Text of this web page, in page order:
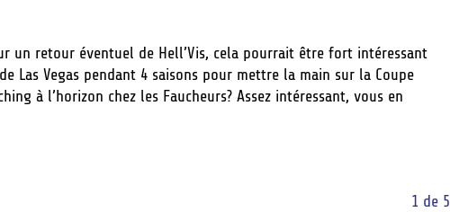
un retour éventuel de Hell’Vis, cela pourrait être fort intéressant
Las Vegas pendant 4 saisons pour mettre la main sur la Coupe
à l’horizon chez les Faucheurs? Assez intéressant, vous en
1 de 5